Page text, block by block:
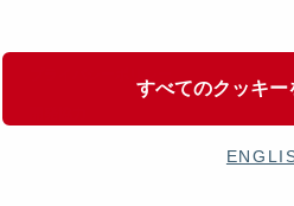
すべてのクッキー